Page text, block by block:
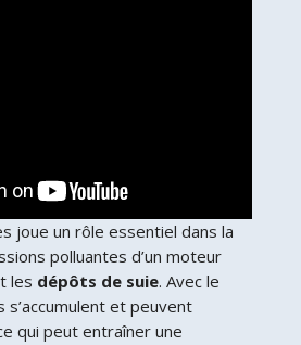
joue un rôle essentiel dans la
polluantes d’un moteur
les dépôts de suie. Avec le
et peuvent
qui peut entraîner une